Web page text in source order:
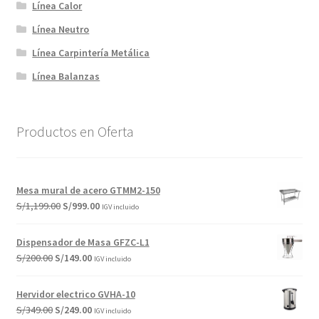
Línea Calor
Línea Neutro
Línea Carpintería Metálica
Línea Balanzas
Productos en Oferta
Mesa mural de acero GTMM2-150
S/1,199.00 El
original
era:
S/999.00El
actual
IGV incluido
Dispensador de Masa GFZC-L1
S/200.00 El
original
era:
S/149.00El
actual
es:
IGV incluido
Hervidor electrico GVHA-10
S/349.00 El
S/249.00ElIGV incluido